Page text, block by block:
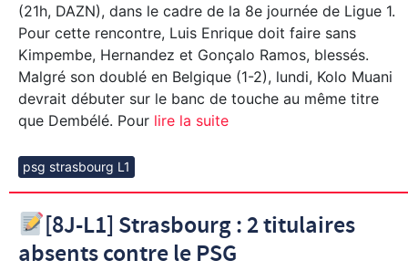
(21h, DAZN), dans le cadre de la 8e journée de Ligue 1.
Pour cette rencontre, Luis Enrique doit faire sans
Kimpembe, Hernandez et Gonçalo Ramos, blessés.
Malgré son doublé en Belgique (1-2), lundi, Kolo Muani
devrait débuter sur le banc de touche au même titre
que Dembélé. Pour lire la suite
psg strasbourg L1
[8J-L1] Strasbourg : 2 titulaires
absents contre le PSG